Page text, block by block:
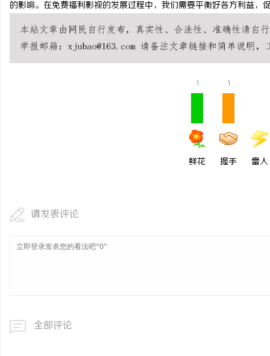
的影响。在免费福利影视的发展过程中，我们需要平衡好各方利益
1
鲜花
1
握手 雷人
请发表评论
全部评论
揭秘！专业充电桩项目